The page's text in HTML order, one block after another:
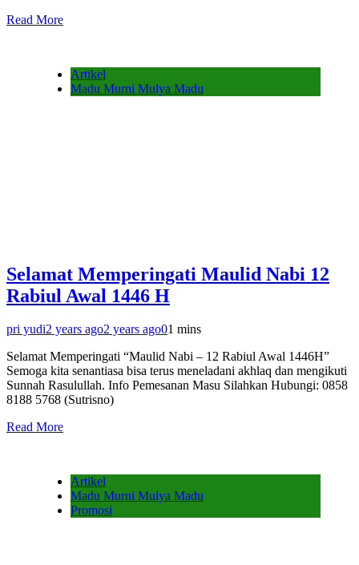
Read More
Artikel
Madu Murni Mulya Madu
Selamat Memperingati Maulid Nabi 12
Rabiul Awal 1446 H
pri yudi2 years ago2 years ago01 mins
Selamat Memperingati “Maulid Nabi – 12 Rabiul Awal 1446H”
Semoga kita senantiasa bisa terus meneladani akhlaq dan mengikuti
Sunnah Rasulullah. Info Pemesanan Masu Silahkan Hubungi: 0858
8188 5768 (Sutrisno)
Read More
Artikel
Madu Murni Mulya Madu
Promosi